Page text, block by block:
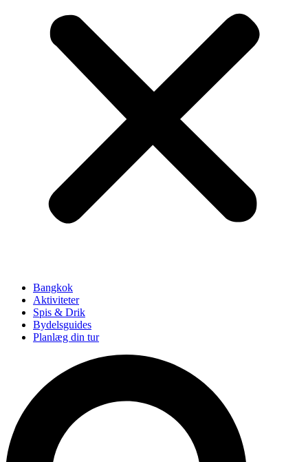
Bangkok
Aktiviteter
Spis & Drik
Bydelsguides
Planlæg din tur